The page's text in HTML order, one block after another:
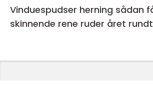
Vinduespudser herning sådan får du
skinnende rene ruder året rundt